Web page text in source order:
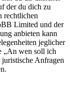
der du dich zu
rechtlichen
Limited und der
anbieten kann
jeglicher
„An wen soll ich
Anfragen